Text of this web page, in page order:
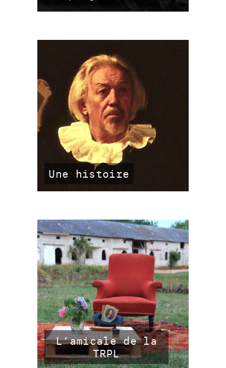
Une histoire
L’amicale de la
TRPL